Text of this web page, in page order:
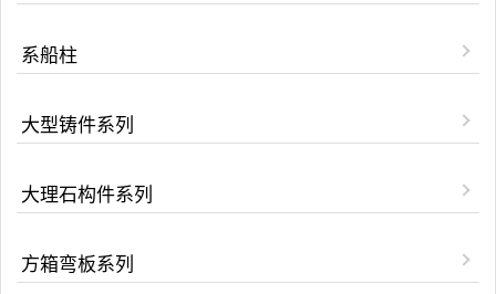
系船柱
大型铸件系列
大理石构件系列
方箱弯板系列